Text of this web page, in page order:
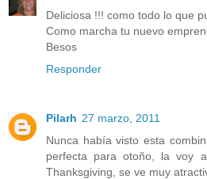
Deliciosa !!! como todo lo que
Como marcha tu nuevo
Besos
Responder
Pilarh 27 marzo, 2011
Nunca había visto esta
perfecta para otoño, la voy
Thanksgiving, se ve muy